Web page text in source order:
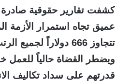
عميق تجاه استمرار الأزمة
تتجاوز 666 دولاراً
ويضطر القضاة حالياً للعمل
قدرتهم على سداد تكاليف